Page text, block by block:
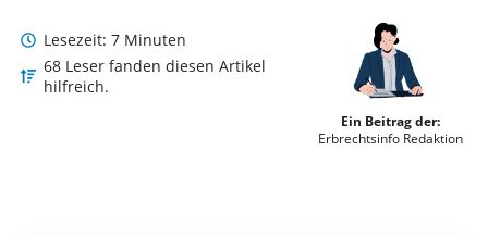
Lesezeit: 7 Minuten
68 Leser fanden diesen Artikel
hilfreich.
Ein Beitrag der:
Erbrechtsinfo Redaktion